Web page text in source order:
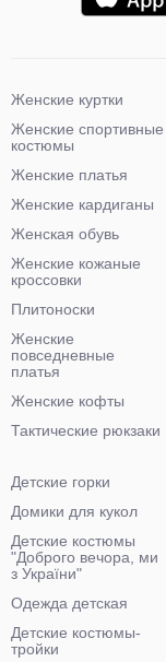
Женские куртки
Женские спортивные
костюмы
Женские платья
Женские кардиганы
Женская обувь
Женские кожаные
кроссовки
Плитоноски
Женские
повседневные
платья
Женские кофты
Тактические рюкзаки
Детские горки
Домики для кукол
Детские костюмы
"Доброго вечора, ми
з України"
Одежда детская
Детские костюмы-
тройки